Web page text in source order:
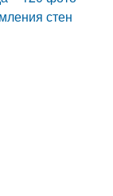
стен